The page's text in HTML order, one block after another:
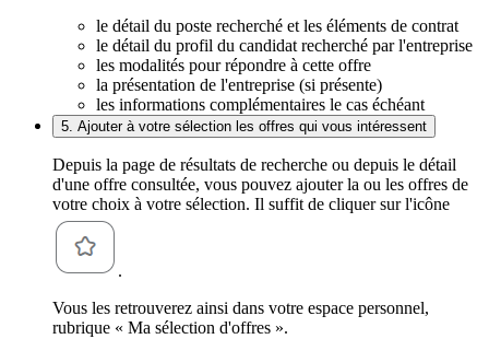
le détail du poste recherché et les éléments de contrat
le détail du profil du candidat recherché par l'entreprise
les modalités pour répondre à cette offre
la présentation de l'entreprise (si présente)
les informations complémentaires le cas échéant
5. Ajouter à votre sélection les offres qui vous intéressent
Depuis la page de résultats de recherche ou depuis le détail
d'une offre consultée, vous pouvez ajouter la ou les offres de
votre choix à votre sélection. Il suffit de cliquer sur l'icône
.
Vous les retrouverez ainsi dans votre espace personnel,
rubrique « Ma sélection d'offres ».